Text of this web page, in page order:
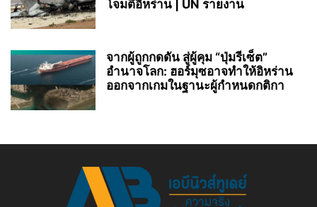
โจมตีอิหร่าน | UN รายงาน
จากผู้ถูกกดดัน สู่ผู้คุม “ปุ่มรีเซ็ต”
อำนาจโลก: ฮอร์มุซอาจทำให้อิหร่าน
ออกจากเกมในฐานะผู้กำหนดกติกา